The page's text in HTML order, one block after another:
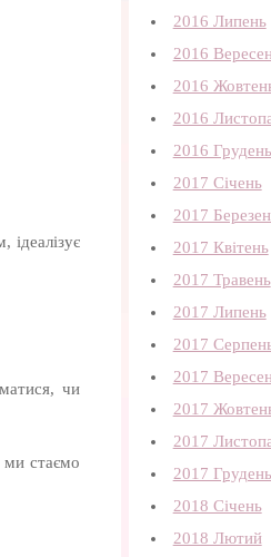
ідеалізує
чи
ми стаємо
2016 Липень
2016
2016
2016
2016 Грудень
2017 Січень
2017
2017 Квітень
2017 Травень
2017 Липень
2017
2017
2017
2017
2017 Грудень
2018 Січень
2018 Лютий